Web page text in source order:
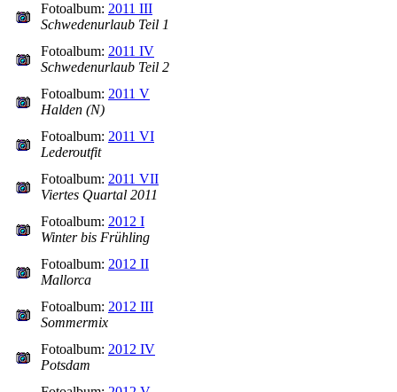
Fotoalbum: 2011 III
Schwedenurlaub Teil 1
Fotoalbum: 2011 IV
Schwedenurlaub Teil 2
Fotoalbum: 2011 V
Halden (N)
Fotoalbum: 2011 VI
Lederoutfit
Fotoalbum: 2011 VII
Viertes Quartal 2011
Fotoalbum: 2012 I
Winter bis Frühling
Fotoalbum: 2012 II
Mallorca
Fotoalbum: 2012 III
Sommermix
Fotoalbum: 2012 IV
Potsdam